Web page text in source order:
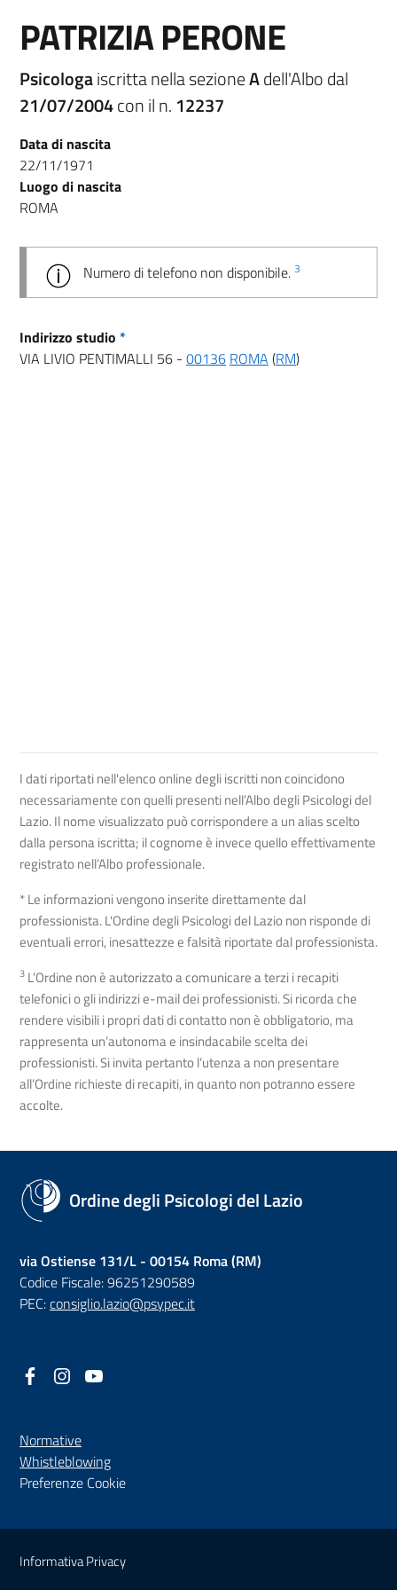
PATRIZIA PERONE
Psicologaiscritta nella sezioneAdell'Albo dal
21/07/2004con il n. 12237
Data di nascita
22/11/1971
Luogo di nascita
ROMA
Numero di telefono non disponibile. 3
Indirizzo studio *
VIA LIVIO PENTIMALLI 56 - 00136 ROMA (RM)
I dati riportati nell'elenco online degli iscritti non coincidono
necessariamente con quelli presenti nell’Albo degli Psicologi del
Lazio. Il nome visualizzato può corrispondere a un alias scelto
dalla persona iscritta; il cognome è invece quello effettivamente
registrato nell’Albo professionale.
* Le informazioni vengono inserite direttamente dal
professionista. L'Ordine degli Psicologi del Lazio non risponde di
eventuali errori, inesattezze e falsità riportate dal professionista.
3 L’Ordine non è autorizzato a comunicare a terzi i recapiti
telefonici o gli indirizzi e-mail dei professionisti. Si ricorda che
rendere visibili i propri dati di contatto non è obbligatorio, ma
rappresenta un’autonoma e insindacabile scelta dei
professionisti. Si invita pertanto l’utenza a non presentare
all’Ordine richieste di recapiti, in quanto non potranno essere
accolte.
Ordine degli Psicologi del Lazio
via Ostiense 131/L - 00154 Roma (RM)
Codice Fiscale: 96251290589
PEC:consiglio.lazio@psypec.it
Facebook
(nuova scheda - new tab)
Instagram
(nuova scheda - new tab)
Normative
Whistleblowing(nuova scheda - new tab)
Preferenze Cookie
Sezione Link Utili
Informativa Privacy